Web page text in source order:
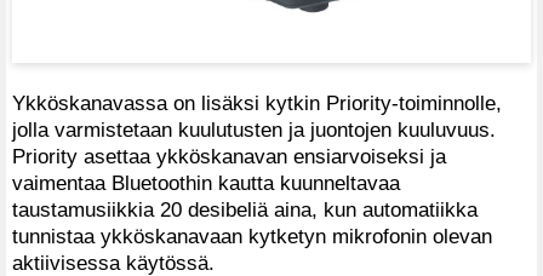
Ykköskanavassa on lisäksi kytkin Priority-toiminnolle,
jolla varmistetaan kuulutusten ja juontojen kuuluvuus.
Priority asettaa ykköskanavan ensiarvoiseksi ja
vaimentaa Bluetoothin kautta kuunneltavaa
taustamusiikkia 20 desibeliä aina, kun automatiikka
tunnistaa ykköskanavaan kytketyn mikrofonin olevan
aktiivisessa käytössä.